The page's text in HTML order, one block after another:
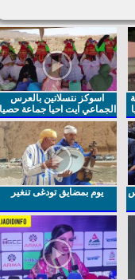
اسوكز نتسلاتين بالعرس
الجماعي ايت احيا جماعة حصيا
يوم بمضايق تودغى تنغير